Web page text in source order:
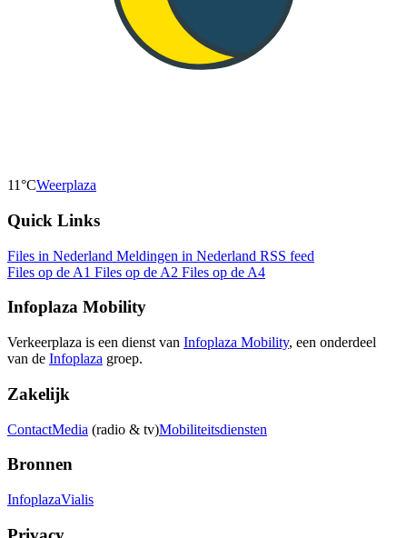
11°CWeerplaza
Quick Links
Files in Nederland Meldingen in Nederland RSS feed
Files op de A1 Files op de A2 Files op de A4
Infoplaza Mobility
Verkeerplaza is een dienst van Infoplaza Mobility, een onderdeel
van de Infoplaza groep.
Zakelijk
ContactMedia (radio & tv)Mobiliteitsdiensten
Bronnen
InfoplazaVialis